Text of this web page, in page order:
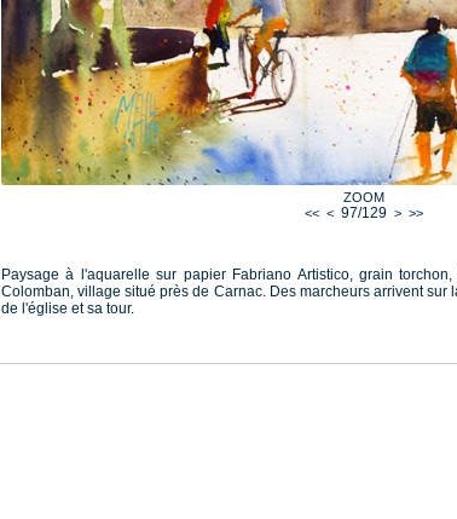
ZOOM
<< < 97/129 > >>
Paysage à l'aquarelle sur papier Fabriano Artistico, grain
Colomban, village situé près de Carnac. Des marcheurs arrivent
de l'église et sa tour.